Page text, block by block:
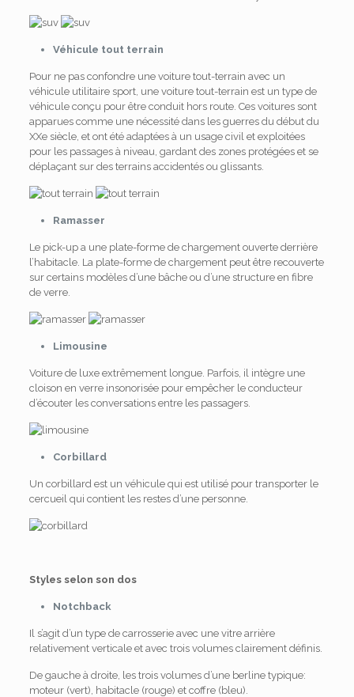
Véhicule tout terrain
Pour ne pas confondre une voiture tout-terrain avec un
véhicule utilitaire sport, une voiture tout-terrain est un type de
véhicule conçu pour être conduit hors route. Ces voitures sont
apparues comme une nécessité dans les guerres du début du
XXe siècle, et ont été adaptées à un usage civil et exploitées
pour les passages à niveau, gardant des zones protégées et se
déplaçant sur des terrains accidentés ou glissants.
Ramasser
Le pick-up a une plate-forme de chargement ouverte derrière
l’habitacle. La plate-forme de chargement peut être recouverte
sur certains modèles d’une bâche ou d’une structure en fibre
de verre.
Limousine
Voiture de luxe extrêmement longue. Parfois, il intègre une
cloison en verre insonorisée pour empêcher le conducteur
d’écouter les conversations entre les passagers.
Corbillard
Un corbillard est un véhicule qui est utilisé pour transporter le
cercueil qui contient les restes d’une personne.
Styles selon son dos
Notchback
Il s’agit d’un type de carrosserie avec une vitre arrière
relativement verticale et avec trois volumes clairement définis.
De gauche à droite, les trois volumes d’une berline typique:
moteur (vert), habitacle (rouge) et coffre (bleu).